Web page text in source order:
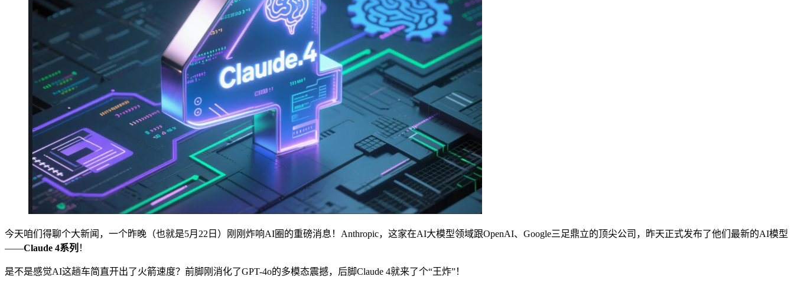
今天咱们得聊个大新闻，一个昨晚（也就是5月22日）刚刚炸响AI圈的重磅消息！Anthropic，这家在AI大模型领域跟OpenAI、Google三足鼎立的顶尖公司，昨天正式发布了他们最新的AI模型
——Claude 4系列 ！
是不是感觉AI这趟车简直开出了火箭速度？前脚刚消化了GPT-4o的多模态震撼，后脚Claude 4就来了个“王炸”！